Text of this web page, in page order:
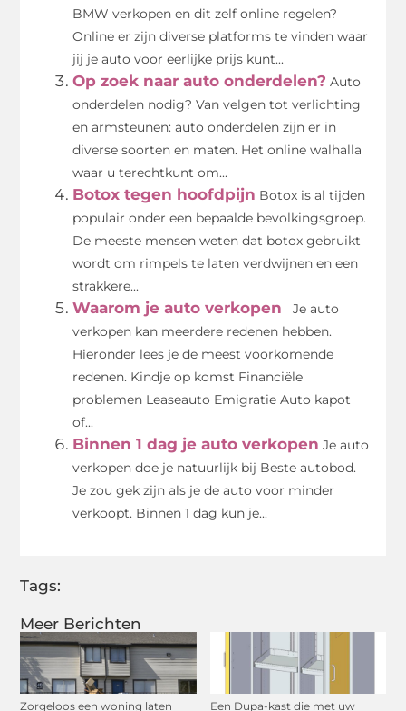
Meer Berichten
Zorgeloos een woning laten Een Dupa-kast die met uw
BMW verkopen en dit zelf online regelen?
Online er zijn diverse platforms te vinden waar
jij je auto voor eerlijke prijs kunt...
Op zoek naar auto onderdelen? Auto
onderdelen nodig? Van velgen tot verlichting
en armsteunen: auto onderdelen zijn er in
diverse soorten en maten. Het online walhalla
waar u terechtkunt om...
Botox tegen hoofdpijn Botox is al tijden
populair onder een bepaalde bevolkingsgroep.
De meeste mensen weten dat botox gebruikt
wordt om rimpels te laten verdwijnen en een
strakkere...
Waarom je auto verkopen
Je auto
verkopen kan meerdere redenen hebben.
Hieronder lees je de meest voorkomende
redenen. Kindje op komst Financiële
problemen Leaseauto Emigratie Auto kapot
of...
Binnen 1 dag je auto verkopen Je auto
verkopen doe je natuurlijk bij Beste autobod.
Je zou gek zijn als je de auto voor minder
verkoopt. Binnen 1 dag kun je...
Tags: